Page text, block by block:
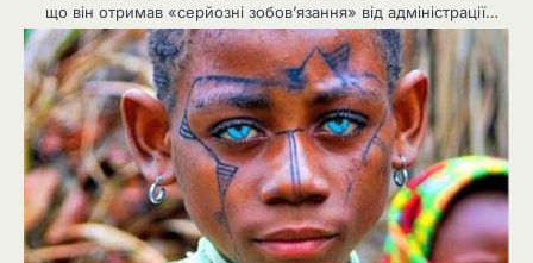
що він отримав «серйозні зобов’язання» від адміністрації…